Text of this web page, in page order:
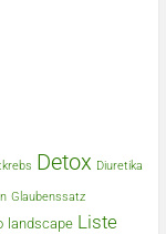
Detox Diuretika
Glaubenssatz
landscape Liste